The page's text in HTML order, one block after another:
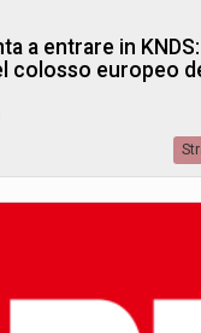
a entrare in
colosso europeo